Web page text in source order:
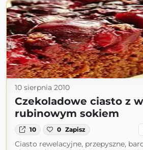
10 sierpnia 2010
Czekoladowe ciasto z
rubinowym sokiem
10 0 Zapisz
Ciasto rewelacyjne, przepyszne,